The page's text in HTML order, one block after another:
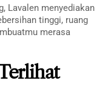
Lavalen menyediakan
tinggi, ruang
merasa